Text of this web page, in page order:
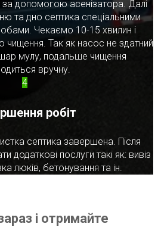
допомогою асенізатора. Далі
та дно септика спеціальними
Чекаємо 10-15 хвилин і
чищення. Так як насос не здатний
шар мулу, подальше чищення
вручну.
4
робіт
септика завершена. Після
послуги такі як: вивіз
люків, бетонування та ін.
і отримайте